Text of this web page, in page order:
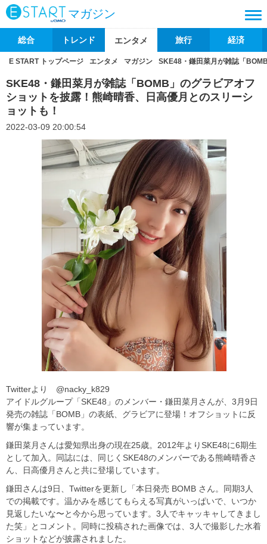
マガジン
総合 トレンド エンタメ 旅行 経済
E START トップページ エンタメ マガジン SKE48・鎌田菜月が雑誌「
SKE48・鎌田菜月が雑誌「BOMB」のグラビアオフ
ショットを披露！熊崎晴香、日高優月とのスリーシ
ョットも！
2022-03-09 20:00:54
Twitterより @nacky_k829
アイドルグループ「SKE48」のメンバー・鎌田菜月さんが、3月9日
発売の雑誌「BOMB」の表紙、グラビアに登場！オフショットに反
響が集まっています。
鎌田菜月さんは愛知県出身の現在25歳。2012年よりSKE48に6期生
として加入。同誌には、同じくSKE48のメンバーである熊崎晴香さ
ん、日高優月さんと共に登場しています。
鎌田さんは9日、Twitterを更新し「本日発売 BOMB さん。同期3人
での掲載です。温かみを感じてもらえる写真がいっぱいで、いつか
見返したいな〜と今から思っています。3人でキャッキャしてきまし
た笑」とコメント。同時に投稿された画像では、3人で撮影した水着
ショットなどが披露されました。